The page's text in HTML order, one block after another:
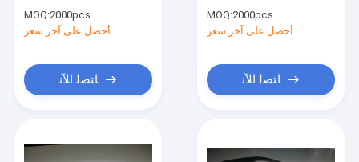
MOQ:2000pcs
أحصل على آخر سعر
ﺎﺘﺼﻟ ﺍﻶﻧ
MOQ:2000pcs
أحصل على آخر سعر
ﺎﺘﺼﻟ ﺍﻶﻧ